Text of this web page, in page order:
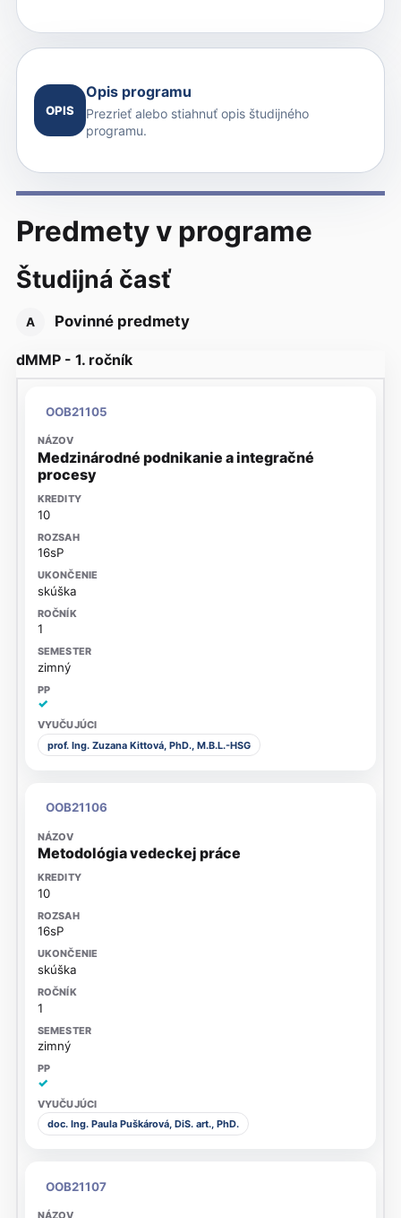
OPIS
Opis programu
Prezrieť alebo stiahnuť opis študijného
programu.
Predmety v programe
Študijná časť
A Povinné predmety
dMMP - 1. ročník
OOB21105
Medzinárodné podnikanie a integračné
procesy
10
16sP
skúška
1
zimný
✓
prof. Ing. Zuzana Kittová, PhD., M.B.L.-HSG
OOB21106
Metodológia vedeckej práce
10
16sP
skúška
1
zimný
✓
doc. Ing. Paula Puškárová, DiS. art., PhD.
OOB21107